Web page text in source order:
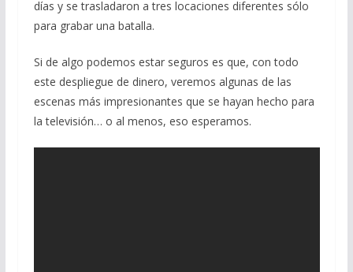
días y se trasladaron a tres locaciones diferentes sólo
para grabar una batalla.
Si de algo podemos estar seguros es que, con todo
este despliegue de dinero, veremos algunas de las
escenas más impresionantes que se hayan hecho para
la televisión… o al menos, eso esperamos.